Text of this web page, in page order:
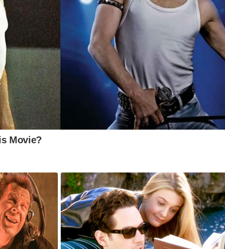
Fabrício Bruno, Villalba e Kaki; Lucas Romero, Lucas
e Matheus Pereira (Eduardo); Wanderson
Díaz). Técnico: Leonardo Jardim.
Pereira, aos 40 minutos do primeiro tempo.
Alexander Barboza e Joaquín Correa (Botafogo);
Candançan (SP).
Movie?